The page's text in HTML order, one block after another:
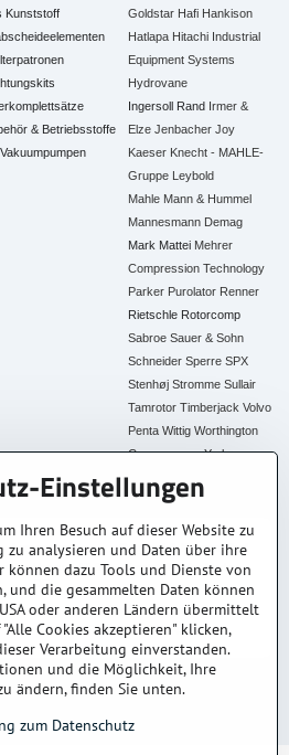
Kunststoff
& Betriebsstoffe
Goldstar Hafi Hankison
Hatlapa Hitachi Industrial
Equipment Systems
Hydrovane
Ingersoll Rand Irmer &
Elze Jenbacher Joy
Kaeser Knecht - MAHLE-
Gruppe Leybold
Mahle Mann & Hummel
Mannesmann Demag
Mark Mattei Mehrer
Compression Technology
Parker Purolator Renner
Rietschle Rotorcomp
Sabroe Sauer & Sohn
Schneider Sperre SPX
Stenhøj Stromme Sullair
Tamrotor Timberjack Volvo
Penta Wittig Worthington
Creyssensac York
Alle Ersatzteile
Lagerware
Versand AT &
DE
Original & Kompatibel
Ersatzteile aller Marken
Fachberatung
Persönlich & kompetent
LieferungKontakt / Anfrage
Einstellungen
Ihren Besuch auf dieser Website zu
zu analysieren und Daten über ihre
können dazu Tools und Dienste von
und die gesammelten Daten können
oder anderen Ländern übermittelt
Cookies akzeptieren" klicken,
Verarbeitung einverstanden.
und die Möglichkeit, Ihre
ändern, finden Sie unten.
zum Datenschutz